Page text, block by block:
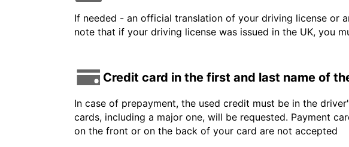
If needed - an official translation of your driving license or
note that if your driving license was issued in the UK, you
Credit card in the first and last name of
In case of prepayment, the used credit must be in the
cards, including a major one, will be requested. Payment
on the front or on the back of your card are not accepted